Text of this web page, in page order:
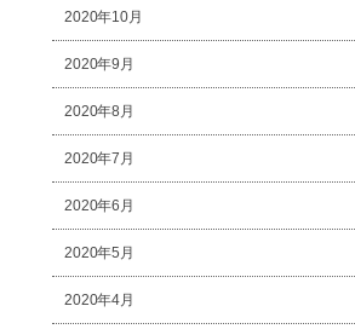
2020年10月
2020年9月
2020年8月
2020年7月
2020年6月
2020年5月
2020年4月